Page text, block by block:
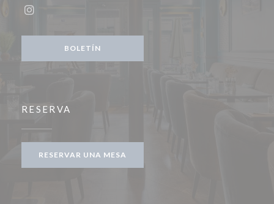
BOLETÍN
RESERVA
RESERVAR UNA MESA